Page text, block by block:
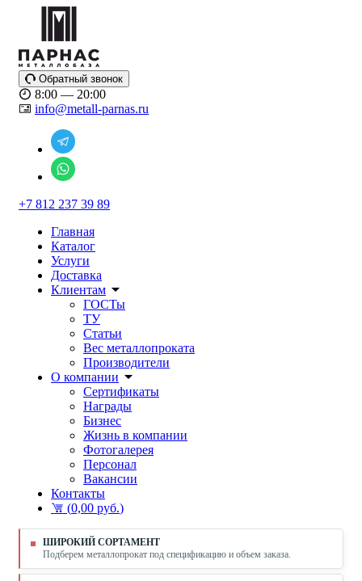
Обратный звонок
8:00 — 20:00
info@metall-parnas.ru
+7 812 237 39 89
Главная
Каталог
Услуги
Доставка
Клиентам
ГОСТы
ТУ
Статьи
Вес металлопроката
Производители
О компании
Сертификаты
Награды
Бизнес
Жизнь в компании
Фотогалерея
Персонал
Вакансии
Контакты
(0,00 руб.)
ШИРОКИЙ СОРТАМЕНТ
Подберем металлопрокат под спецификацию и объем заказа.